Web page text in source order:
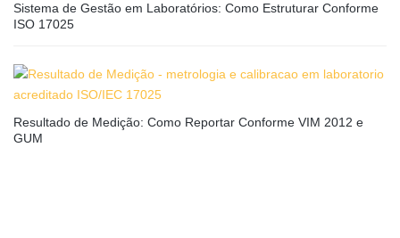
Sistema de Gestão em Laboratórios: Como Estruturar Conforme
ISO 17025
Resultado de Medição: Como Reportar Conforme VIM 2012 e
GUM